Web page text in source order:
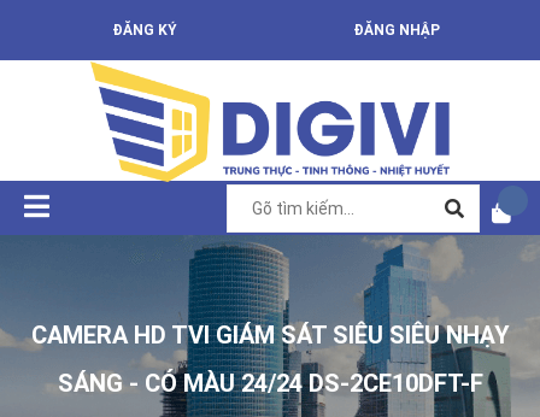
ĐĂNG KÝ ĐĂNG NHẬP
CAMERA HD TVI GIÁM SÁT SIÊU SIÊU NHẠY
SÁNG - CÓ MÀU 24/24 DS-2CE10DFT-F